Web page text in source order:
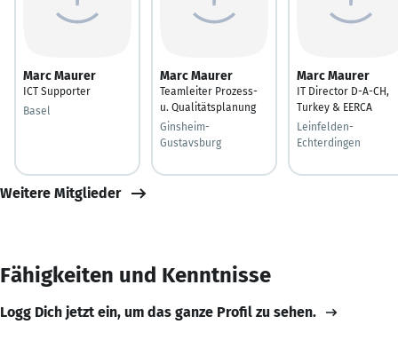
Marc Maurer
ICT Supporter
Basel
Marc Maurer
Teamleiter Prozess-
u. Qualitätsplanung
Ginsheim-
Gustavsburg
Marc Maurer
IT Director D-A-CH,
Turkey & EERCA
Leinfelden-
Echterdingen
Weitere Mitglieder
Fähigkeiten und Kenntnisse
Logg Dich jetzt ein, um das ganze Profil zu sehen.